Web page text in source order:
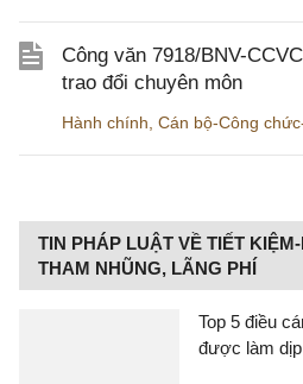
Công văn 7918/BNV-
trao đổi chuyên môn
Hành chính Cán bộ-Công
TIN PHÁP LUẬT VỀ TIẾT
THAM NHŨNG, LÃNG PHÍ
Top 5 điều
được làm